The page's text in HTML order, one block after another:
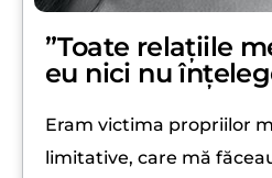
”Toate relațiile
eu nici nu
Eram victima propriilor
limitative, care mă